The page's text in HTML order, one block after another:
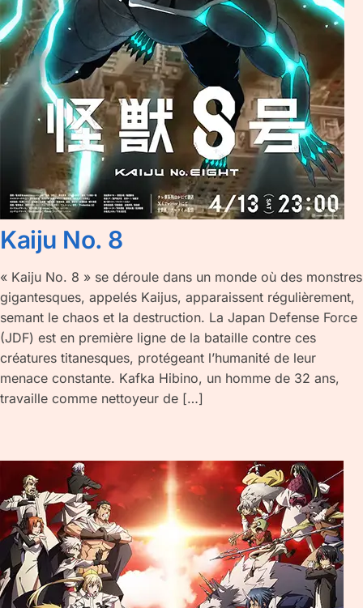
Kaiju No. 8
« Kaiju No. 8 » se déroule dans un monde où des monstres
gigantesques, appelés Kaijus, apparaissent régulièrement,
semant le chaos et la destruction. La Japan Defense Force
(JDF) est en première ligne de la bataille contre ces
créatures titanesques, protégeant l’humanité de leur
menace constante. Kafka Hibino, un homme de 32 ans,
travaille comme nettoyeur de […]